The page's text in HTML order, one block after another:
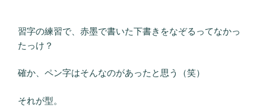
習字の練習で、赤墨で書いた下書きをなぞるってなかっ
たっけ？
確か、ペン字はそんなのがあったと思う（笑）
それが型。